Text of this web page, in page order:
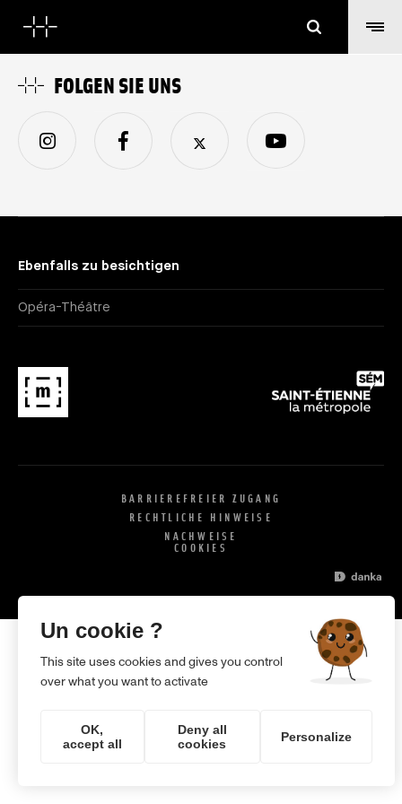
Ebenfalls zu besichtigen
Opéra-Théâtre
FOLGEN SIE UNS
BARRIEREFREIER ZUGANG
RECHTLICHE HINWEISE
NACHWEISE
COOKIES
Un cookie ?
This site uses cookies and gives you control
over what you want to activate
OK,
accept all
Deny all
cookies
Personalize